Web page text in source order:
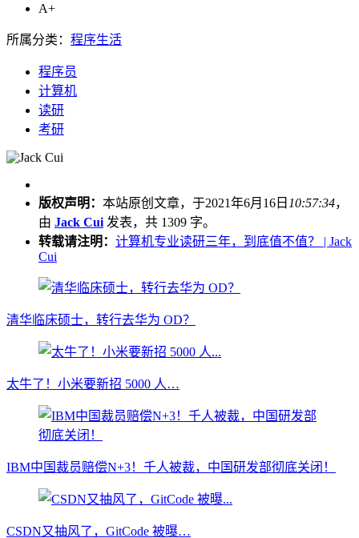
A+
所属分类： 程序生活
程序员
计算机
读研
考研
版权声明： 本站原创文章，于2021年6月16日 10:57:34，
由 Jack Cui 发表，共 1309 字。
转载请注明： 计算机专业读研三年，到底值不值？ | Jack
Cui
清华临床硕士，转行去华为 OD？
太牛了！小米要新招 5000 人…
IBM中国裁员赔偿N+3！千人被裁，中国研发部彻底关闭！
CSDN又抽风了，GitCode 被曝…